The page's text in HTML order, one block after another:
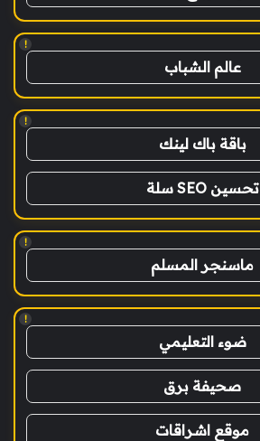
!
عالم الشباب
!
باقة باك لينك
تحسين SEO سلة
!
ماسنجر المسلم
!
ضوء التعليمي
صحيفة برق
موقع اشراقات